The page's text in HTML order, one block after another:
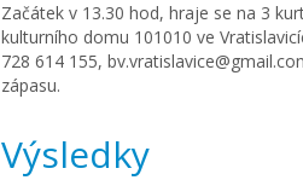
Začátek v 13.30 hod, hraje se na 3
kulturního domu 101010 ve
728 614 155,
zápasu.
Výsledky